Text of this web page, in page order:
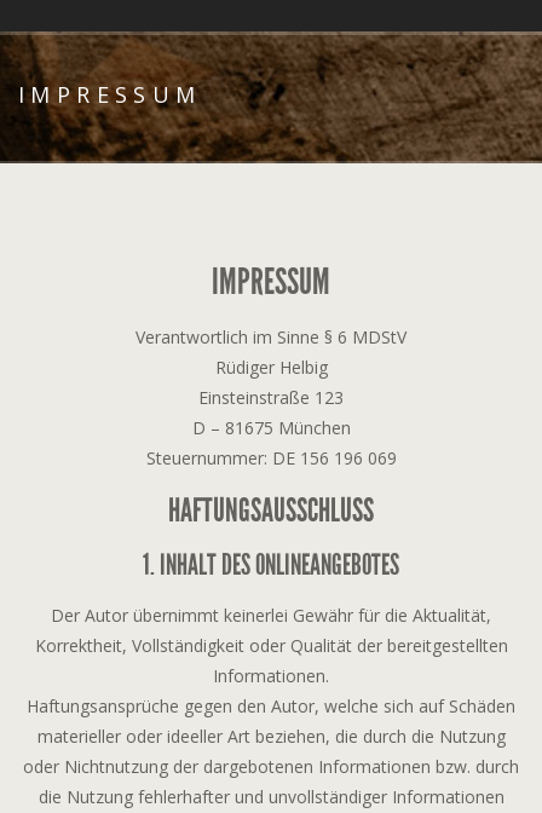
IMPRESSUM
IMPRESSUM
Verantwortlich im Sinne § 6 MDStV
Rüdiger Helbig
Einsteinstraße 123
D – 81675 München
Steuernummer: DE 156 196 069
HAFTUNGSAUSSCHLUSS
1. INHALT DES ONLINEANGEBOTES
Der Autor übernimmt keinerlei Gewähr für die Aktualität,
Korrektheit, Vollständigkeit oder Qualität der bereitgestellten
Informationen.
Haftungsansprüche gegen den Autor, welche sich auf Schäden
materieller oder ideeller Art beziehen, die durch die Nutzung
oder Nichtnutzung der dargebotenen Informationen bzw. durch
die Nutzung fehlerhafter und unvollständiger Informationen